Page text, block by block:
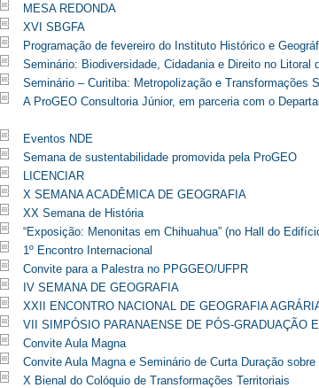
MESA REDONDA
XVI SBGFA
Programação de fevereiro do Instituto Histórico e
Seminário: Biodiversidade, Cidadania e Direito no
Seminário – Curitiba: Metropolização e Transformações
A ProGEO Consultoria Júnior, em parceria com o
Eventos NDE
Semana de sustentabilidade promovida pela ProGEO
LICENCIAR
X SEMANA ACADÊMICA DE GEOGRAFIA
XX Semana de História
“Exposição: Menonitas em Chihuahua” (no Hall do
1º Encontro Internacional
Convite para a Palestra no PPGGEO/UFPR
IV SEMANA DE GEOGRAFIA
XXII ENCONTRO NACIONAL DE GEOGRAFIA
VII SIMPÓSIO PARANAENSE DE PÓS-GRADUAÇÃO
Convite Aula Magna
Convite Aula Magna e Seminário de Curta Duração
X Bienal do Colóquio de Transformações Territoriais